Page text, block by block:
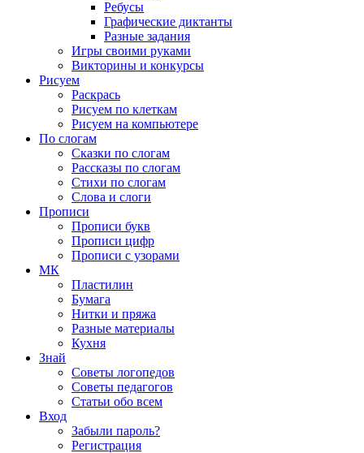
Ребусы
Графические диктанты
Разные задания
Игры своими руками
Викторины и конкурсы
Рисуем
Раскрась
Рисуем по клеткам
Рисуем на компьютере
По слогам
Сказки по слогам
Рассказы по слогам
Стихи по слогам
Слова и слоги
Прописи
Прописи букв
Прописи цифр
Прописи с узорами
МК
Пластилин
Бумага
Нитки и пряжа
Разные материалы
Кухня
Знай
Советы логопедов
Советы педагогов
Статьи обо всем
Вход
Забыли пароль?
Регистрация